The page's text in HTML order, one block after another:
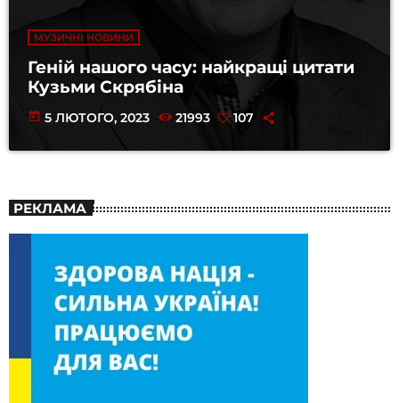
МУЗИЧНІ НОВИНИ
Геній нашого часу: найкращі цитати
Кузьми Скрябіна
today 5 ЛЮТОГО, 2023 21993 107
РЕКЛАМА